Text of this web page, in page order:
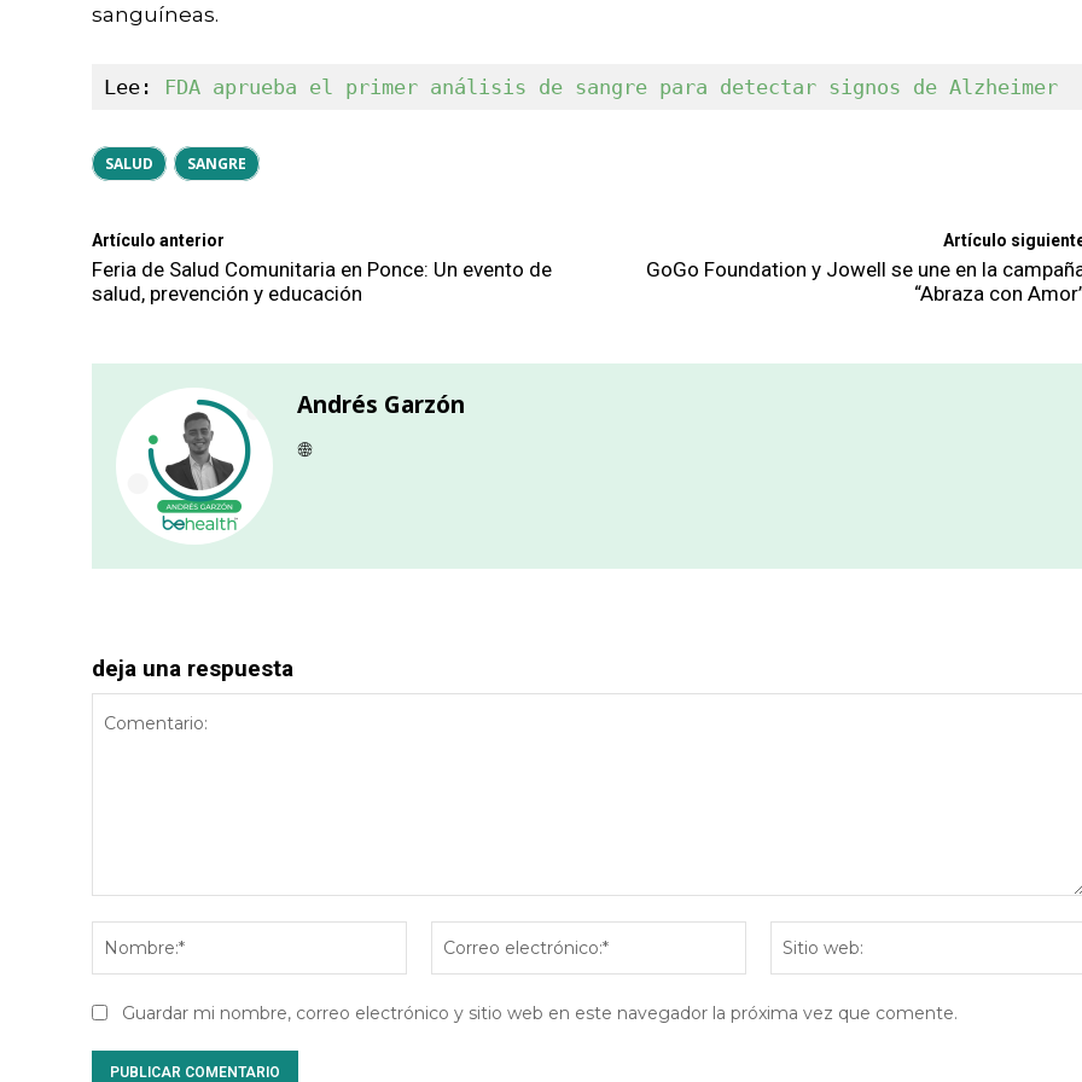
sanguíneas.
Lee: FDA aprueba el primer análisis de sangre para detectar signos de Alzheimer
SALUD SANGRE
Artículo anterior
Feria de Salud Comunitaria en Ponce: Un evento de
salud, prevención y educación
Artículo
GoGo Foundation y Jowell se une en la
“Abraza con
Andrés Garzón
deja una respuesta
electrónico:*
Guardar mi nombre, correo electrónico y sitio web en este navegador la próxima vez que comente.